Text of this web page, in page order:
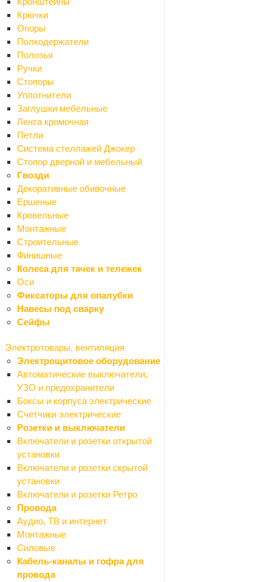
Крючки
Опоры
Полкодержатели
Полозья
Ручки
Стопоры
Уплотнители
Заглушки мебельные
Лента кромочная
Петли
Система стеллажей Джокер
Стопор дверной и мебельный
Гвозди
Декоративные обивочные
Ершеные
Кровельные
Монтажные
Строительные
Финишные
Колеса для тачек и тележек
Оси
Фиксаторы для опалубки
Навесы под сварку
Сейфы
Электротовары, вентиляция
Электрощитовое оборудование
Автоматические выключатели,
УЗО и предохранители
Боксы и корпуса электрические
Счетчики электрические
Розетки и выключатели
Включатели и розетки открытой
установки
Включатели и розетки скрытой
установки
Включатели и розетки Ретро
Провода
Аудио, ТВ и интернет
Монтажные
Силовые
Кабель-каналы и гофра для
провода
Сантехника
Назад
Сантехника
Аксессуары для ванной
Назад
Аксессуары для ванной
Мыльницы
Бумагодержатели
Карнизы для ванной
Вантузы
Ведра
Вешалки и крючки
Держатели
Дозаторы
Ершики
Кольца для шторок
Наборы для ванной
Панели для ванной
Полки для ванной
Поручни для ванной
Стаканы для зубных щеток
Рамы для ванны
Сушилки для рук
Сиденья для ванной
Душевые кабины, поддоны
Назад
Душевые кабины, поддоны
Душевые двери
Душевые кабины
Душевые ограждения
Душевые уголки
Поддоны
Уплотнители
Ролики для душевых кабин
Зеркала
Мебель для ванной комнаты
Назад
Мебель для ванной комнаты
Тумбы
Шкафы
Смесители
Назад